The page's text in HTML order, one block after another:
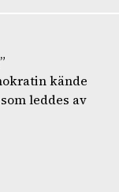
kände
leddes av